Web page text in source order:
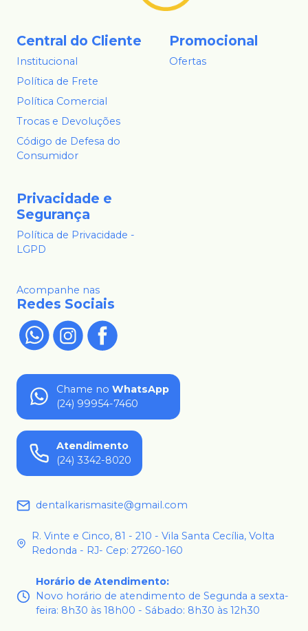
Central do Cliente
Institucional
Política de Frete
Política Comercial
Trocas e Devoluções
Código de Defesa do
Consumidor
Promocional
Ofertas
Privacidade e
Segurança
Política de Privacidade -
LGPD
Acompanhe nas
Redes Sociais
Chame no WhatsApp
(24) 99954-7460
Atendimento
(24) 3342-8020
dentalkarismasite@gmail.com
R. Vinte e Cinco, 81 - 210 - Vila Santa Cecília, Volta
Redonda - RJ- Cep: 27260-160
Horário de Atendimento:
Novo horário de atendimento de Segunda a sexta-
feira: 8h30 às 18h00 - Sábado: 8h30 às 12h30